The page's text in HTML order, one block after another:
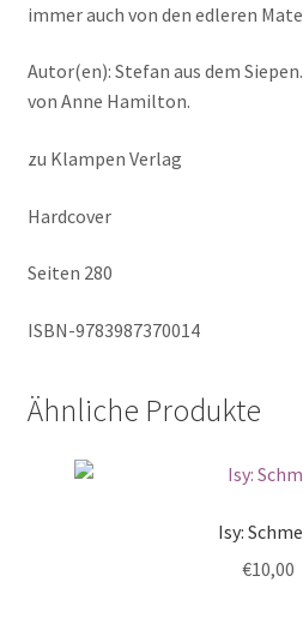
immer auch von den edleren
Autor(en): Stefan aus dem
von Anne Hamilton.
zu Klampen Verlag
Hardcover
Seiten 280
ISBN-9783987370014
Ähnliche Produkte
Isy:
€10,00